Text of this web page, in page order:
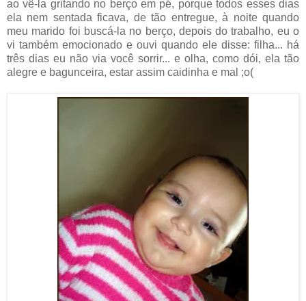
ao vê-la gritando no berço em pé, porque todos esses dias
ela nem sentada ficava, de tão entregue, à noite quando
meu marido foi buscá-la no berço, depois do trabalho, eu o
vi também emocionado e ouvi quando ele disse: filha... há
três dias eu não via você sorrir... e olha, como dói, ela tão
alegre e bagunceira, estar assim caidinha e mal ;o(